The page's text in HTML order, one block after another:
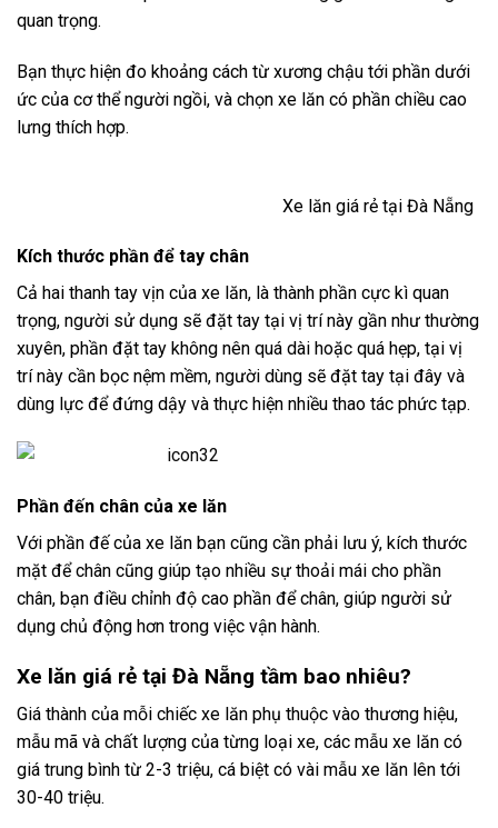
quan trọng.
Bạn thực hiện đo khoảng cách từ xương chậu tới phần dưới
ức của cơ thể người ngồi, và chọn xe lăn có phần chiều cao
lưng thích hợp.
Xe lăn giá rẻ tại Đà Nẵng
Kích thước phần để tay chân
Cả hai thanh tay vịn của xe lăn, là thành phần cực kì quan
trọng, người sử dụng sẽ đặt tay tại vị trí này gần như thường
xuyên, phần đặt tay không nên quá dài hoặc quá hẹp, tại vị
trí này cần bọc nệm mềm, người dùng sẽ đặt tay tại đây và
dùng lực để đứng dậy và thực hiện nhiều thao tác phức tạp.
Phần đến chân của xe lăn
Với phần đế của xe lăn bạn cũng cần phải lưu ý, kích thước
mặt để chân cũng giúp tạo nhiều sự thoải mái cho phần
chân, bạn điều chỉnh độ cao phần để chân, giúp người sử
dụng chủ động hơn trong việc vận hành.
Xe lăn giá rẻ tại Đà Nẵng tầm bao nhiêu?
Giá thành của mỗi chiếc xe lăn phụ thuộc vào thương hiệu,
mẫu mã và chất lượng của từng loại xe, các mẫu xe lăn có
giá trung bình từ 2-3 triệu, cá biệt có vài mẫu xe lăn lên tới
30-40 triệu.